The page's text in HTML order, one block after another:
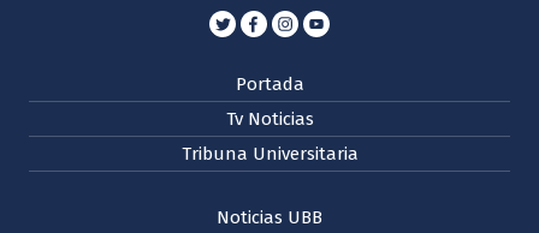
Portada
Tv Noticias
Tribuna Universitaria
Noticias UBB